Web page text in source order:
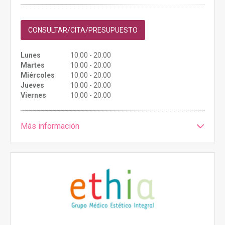
CONSULTAR/CITA/PRESUPUESTO
Lunes
10:00 - 20:00
Martes
10:00 - 20:00
Miércoles
10:00 - 20:00
Jueves
10:00 - 20:00
Viernes
10:00 - 20:00
Más información